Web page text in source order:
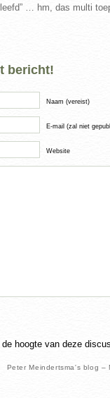
… hm, das multi
bericht!
Naam (vereist)
E-mail (zal niet
Website
hoogte van deze
Peter Meindertsma's blog